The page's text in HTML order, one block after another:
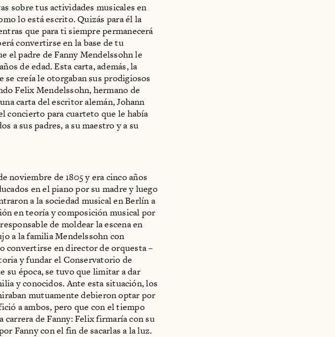
sobre tus actividades musicales en
lo está escrito. Quizás para él la
que para ti siempre permanecerá
convertirse en la base de tu
el padre de Fanny Mendelssohn le
de edad. Esta carta, además, la
creía le otorgaban sus prodigiosos
Felix Mendelssohn, hermano de
carta del escritor alemán, Johann
concierto para cuarteto que le había
a sus padres, a su maestro y a su
noviembre de 1805 y era cinco años
en el piano por su madre y luego
a la sociedad musical en Berlín a
en teoría y composición musical por
de moldear la escena en
a la familia Mendelssohn con
convertirse en director de orquesta –
y fundar el Conservatorio de
su época, se tuvo que limitar a dar
y conocidos. Ante esta situación, los
mutuamente debieron optar por
a ambos, pero que con el tiempo
de Fanny: Felix firmaría con su
Fanny con el fin de sacarlas a la luz.